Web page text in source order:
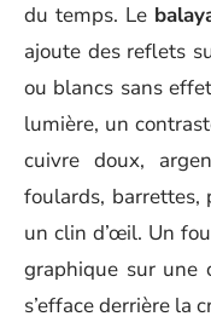
du temps. Le
ajoute des reflets
ou blancs sans
lumière, un
cuivre doux,
foulards, barrettes,
un clin d’œil. Un
graphique sur une
s’efface derrière la